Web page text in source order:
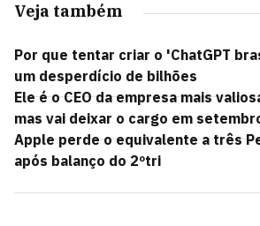
Veja também
Por que tentar criar o 'ChatGPT
um desperdício de bilhões
Ele é o CEO da empresa mais
mas vai deixar o cargo em
Apple perde o equivalente a três
após balanço do 2ºtri